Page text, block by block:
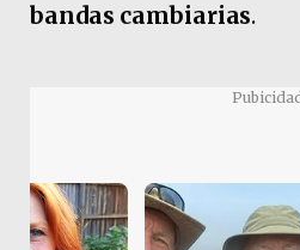
bandas cambiarias.
Pubicidad